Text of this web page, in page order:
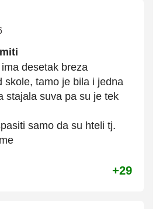
desetak breza
skole, tamo je bila i jedna
stajala suva pa su je tek
samo da su hteli tj.
+29